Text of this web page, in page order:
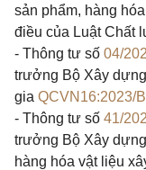
sản phẩm, hàng
điều của Luật Chất
- Thông tư số 04/
trưởng Bộ Xây
gia QCVN16:2023/
- Thông tư số 41/
trưởng Bộ Xây
hàng hóa vật liệu